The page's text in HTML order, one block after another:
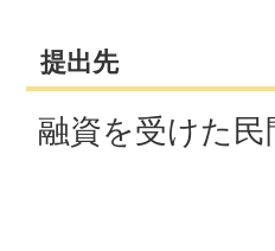
提出先
融資を受けた民